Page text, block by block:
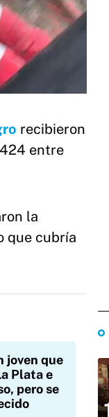
recibieron
entre
la
que cubría
joven que
Plata e
pero se